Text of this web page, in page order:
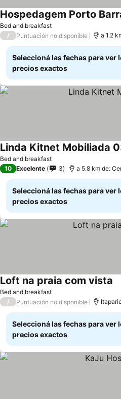
Bed and breakfast
Hospedagem Porto
/ Puntuación no disponible a 1.2
Seleccioná las fechas para ver
precios exactos
Bed and breakfast
Linda Kitnet Mobiliada
10 Excelente 3 a 5.8 km de:
Seleccioná las fechas para ver
precios exactos
Bed and breakfast
Loft na praia com vista
/ Puntuación no disponible
Seleccioná las fechas para ver
precios exactos